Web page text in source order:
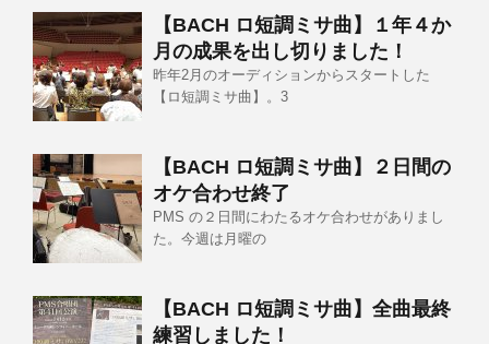
【BACH ロ短調ミサ曲】１年４か
月の成果を出し切りました！
昨年2月のオーディションからスタートした
【ロ短調ミサ曲】。3
【BACH ロ短調ミサ曲】２日間の
オケ合わせ終了
PMS の２日間にわたるオケ合わせがありまし
た。今週は月曜の
【BACH ロ短調ミサ曲】全曲最終
練習しました！